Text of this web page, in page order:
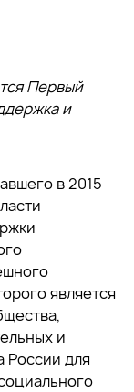
Первый
и
в 2015
является
и
России для